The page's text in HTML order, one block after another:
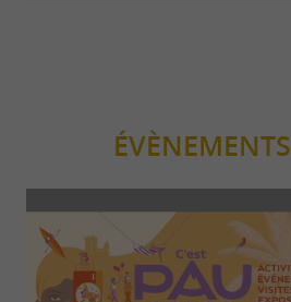
ÉVÈNEMENTS